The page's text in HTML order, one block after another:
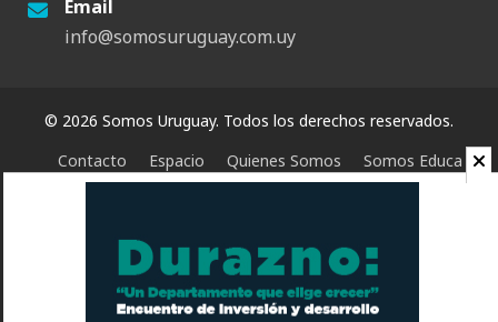
Email
info@somosuruguay.com.uy
© 2026 Somos Uruguay. Todos los derechos reservados.
Contacto
Espacio Quienes Somos Somos Educa